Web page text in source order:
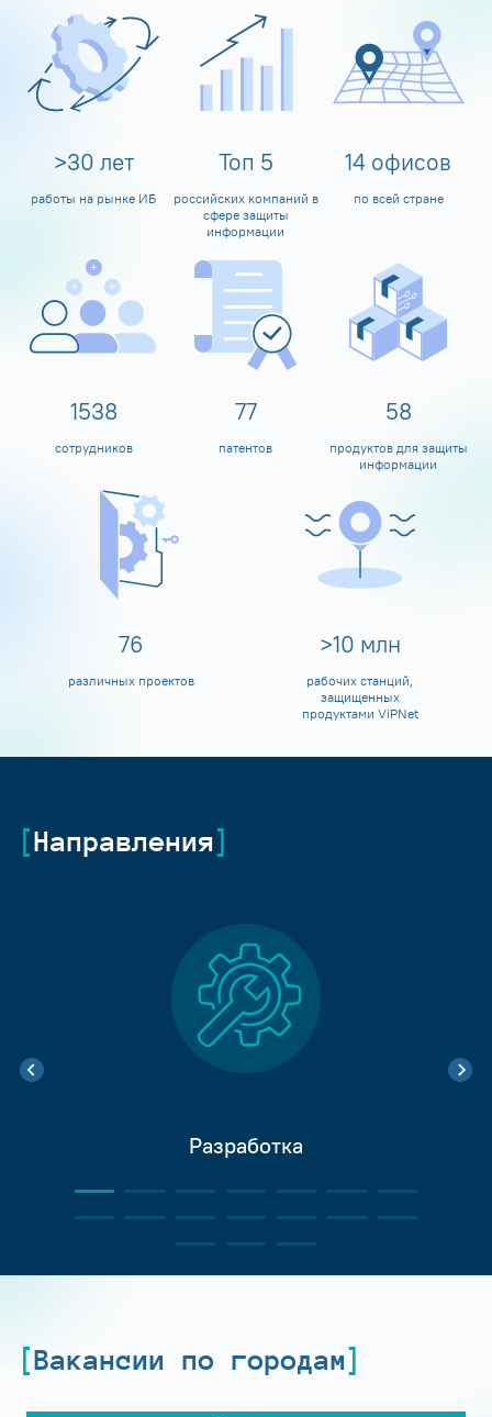
>30 лет
работы на рынке ИБ
Топ 5
российских компаний в
сфере защиты
информации
14 офисов
по всей стране
1600
сотрудников
80
патентов
60
продуктов для защиты
информации
80
различных проектов
>10 млн
рабочих станций,
защищенных
продуктами ViPNet
Направления
Разработка
Вакансии по городам